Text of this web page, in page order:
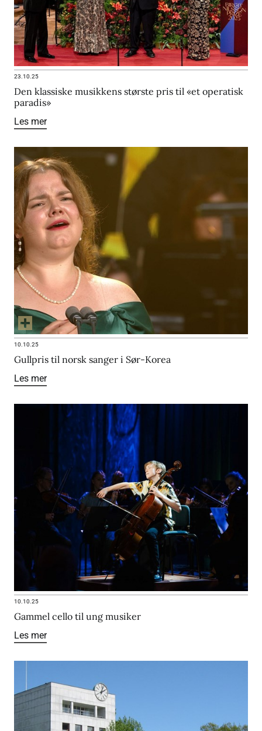
23.10.25
Den klassiske musikkens største pris til «et operatisk
paradis»
Les mer
10.10.25
Gullpris til norsk sanger i Sør-Korea
Les mer
10.10.25
Gammel cello til ung musiker
Les mer